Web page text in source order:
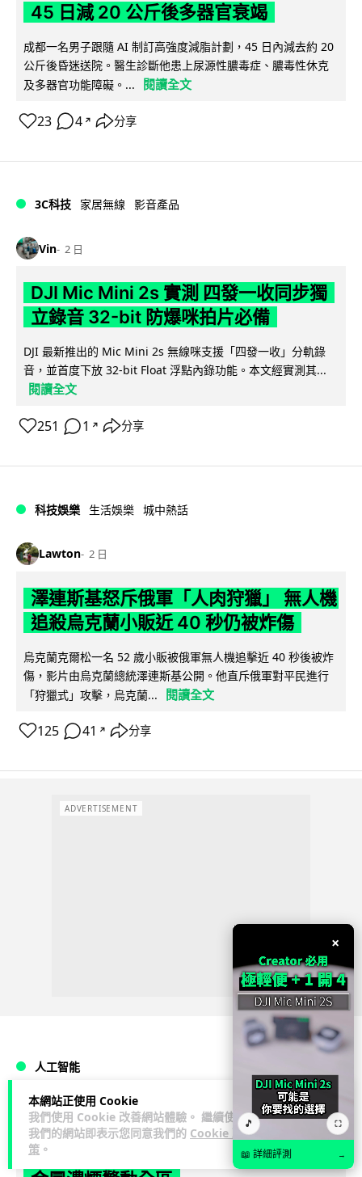
本網站正使用 Cookie
我們使用 Cookie 改善網站體驗。 繼續使用
我們的網站即表示您同意我們的 Cookie 政
策 。
45 日減 20 公斤後多器官衰竭
成都一名男子跟隨 AI 制訂高強度減脂計劃，45 日內減去約 20
公斤後昏迷送院。醫生診斷他患上尿源性膿毒症、膿毒性休克
及多器官功能障礙。...
閱讀全文
23 4 ↗ 分享
3C科技 家居無線 影音產品
Vin 2 日
DJI Mic Mini 2s 實測 四發一收同步獨
立錄音 32-bit 防爆咪拍片必備
DJI 最新推出的 Mic Mini 2s 無線咪支援「四發一收」分軌錄
音，並首度下放 32-bit Float 浮點內錄功能。本文經實測其...
閱讀全文
251 1 ↗ 分享
科技娛樂 生活娛樂 城中熱話
Lawton 2 日
澤連斯基怒斥俄軍「人肉狩獵」 無人機
追殺烏克蘭小販近 40 秒仍被炸傷
烏克蘭克爾松一名 52 歲小販被俄軍無人機追擊近 40 秒後被炸
傷，影片由烏克蘭總統澤連斯基公開。他直斥俄軍對平民進行
「狩獵式」攻擊，烏克蘭...
閱讀全文
125 41 ↗ 分享
ADVERTISEMENT
人工智能
Lawton 2 日
中國湖北男自學 AI 「煉金術」 屋內煉
×
🎵 ⛶
📖 詳細評測 →